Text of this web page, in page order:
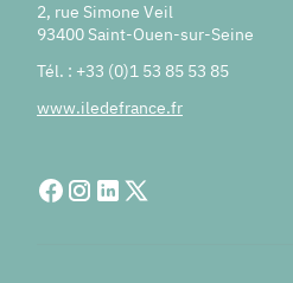
2, rue Simone Veil
93400 Saint-Ouen-sur-Seine
Tél. : +33 (0)1 53 85 53 85
www.iledefrance.fr